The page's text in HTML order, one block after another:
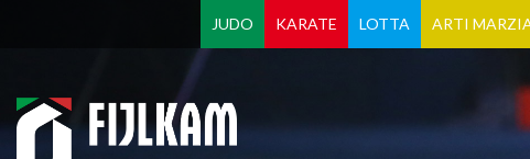
JUDO KARATE LOTTA ARTI